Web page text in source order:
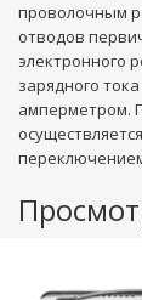
проволочным
отводов
электронного
зарядного
амперметром.